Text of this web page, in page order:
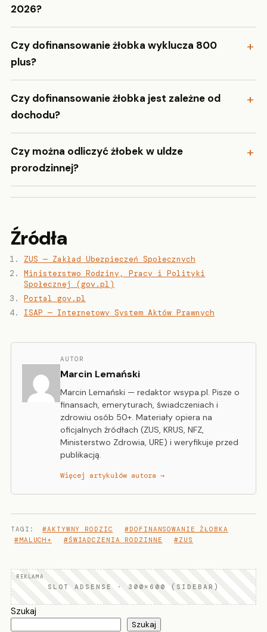
2026?
Czy dofinansowanie żłobka wyklucza 800
plus?
Czy dofinansowanie żłobka jest zależne od
dochodu?
Czy można odliczyć żłobek w uldze
prorodzinnej?
Źródła
ZUS — Zakład Ubezpieczeń Społecznych
Ministerstwo Rodziny, Pracy i Polityki
Społecznej (gov.pl)
Portal gov.pl
ISAP — Internetowy System Aktów Prawnych
AUTOR
Marcin Lemański
Marcin Lemański — redaktor wsypa.pl. Pisze o
finansach, emeryturach, świadczeniach i
zdrowiu osób 50+. Materiały opiera na
oficjalnych źródłach (ZUS, KRUS, NFZ,
Ministerstwo Zdrowia, URE) i weryfikuje przed
publikacją.
Więcej artykułów autora →
TAGI: #AKTYWNY RODZIC
#DOFINANSOWANIE ŻŁOBKA
#MALUCH+
#ŚWIADCZENIA RODZINNE #ZUS
SLOT ADSENSE · 300×600 (SIDEBAR)
Szukaj
Szukaj